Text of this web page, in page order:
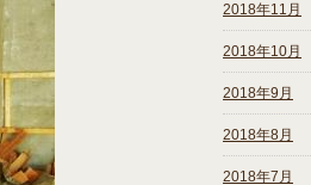
2018年11月
2018年10月
2018年9月
2018年8月
2018年7月